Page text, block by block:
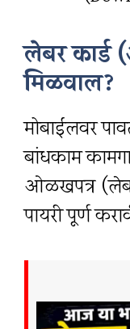
लेबर
मिळवाल?
मोबाईलवर
बांधकाम
ओळखपत्र
पायरी पूर्ण